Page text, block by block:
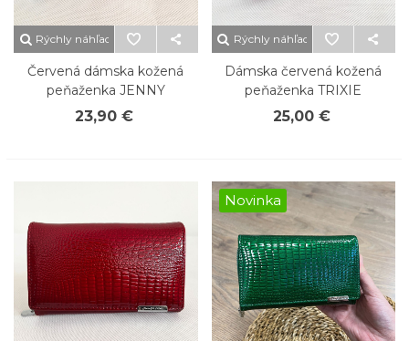
Rýchly náhľad
Červená dámska kožená
peňaženka JENNY
23,90 €
Rýchly náhľad
Dámska červená kožená
peňaženka TRIXIE
25,00 €
Novinka